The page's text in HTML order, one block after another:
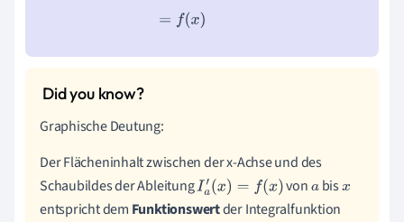
Graphische Deutung:
Der Flächeninhalt zwischen der x-Achse und des
Schaubildes der AbleitungIa′(x)= (x) vonabisx
entspricht dem Funktionswertder Integralfunktion